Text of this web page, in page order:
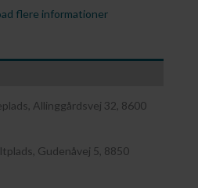
flere informationer
Allinggårdsvej 32, 8600
Gudenåvej 5, 8850